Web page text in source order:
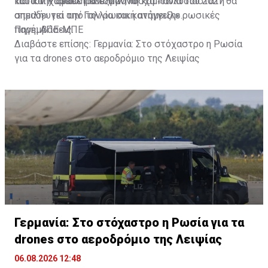
απειλή» για την Γαλλία και κατήγγειλε ρωσικές
παρεμβάσεις.
σημαδευτεί από την ρωσική ανάμειξη».
Πηγή: ΑΠΕ-ΜΠΕ
Διαβάστε επίσης: Γερμανία: Στο στόχαστρο η Ρωσία
για τα drones στο αεροδρόμιο της Λειψίας
Γερμανία: Στο στόχαστρο η Ρωσία για τα
drones στο αεροδρόμιο της Λειψίας
06.08.2026 12:48